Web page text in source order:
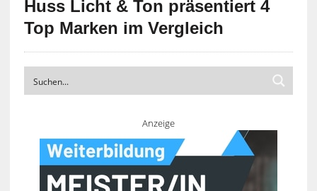
Huss Licht & Ton präsentiert 4
Top Marken im Vergleich
Anzeige